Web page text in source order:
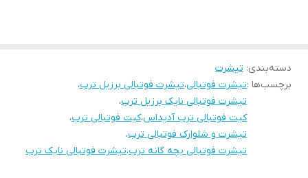
دسته‌بندی: تیشرت
برچسب‌ها :تیشرت فوتبالی،تیشرت فوتبالی برزیل ترب،
تیشرت فوتبالی نایک برزیل ترب،
کیت فوتبالی ترب آدیداس،کیت فوتبالی ترب،
تیشرت و شلوارک فوتبالی ترب،
تیشرت فوتبالی بچه گانه ترب،تیشرت فوتبالی نایک ترب